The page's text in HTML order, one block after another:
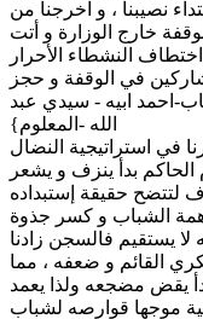
نصيبنا ، و اخرجنا من
خارج الوزارة و أتت
النشطاء الأحرار
في الوقفة و حجز
احمد ابيه - سيدي عبد
الله -المعلوم}
في استراتيجية النضال
الحاكم بدأ ينزف و يشعر
لتتضح حقيقة إستبداده
همة الشباب و كسر جذوة
لا يستقيم فالسجن زادنا
القائم و ضعفه ، مما
يقض مضجعه ولذا يعمد
موجها قوارصه لشباب